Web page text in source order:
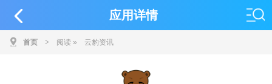
应用详情
首页 > 阅读 » 云豹资讯